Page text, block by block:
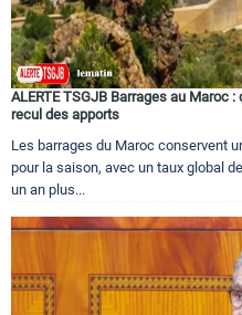
ALERTE TSGJB Barrages au Maroc
recul des apports
Les barrages du Maroc conservent
pour la saison, avec un taux global
un an plus...